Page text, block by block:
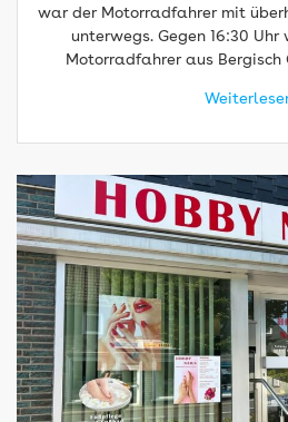
war der Motorradfahrer mit
unterwegs. Gegen 16:30
Motorradfahrer aus